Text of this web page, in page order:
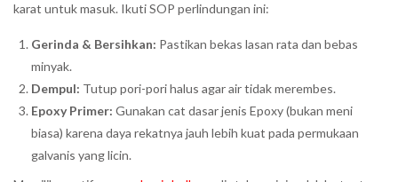
karat untuk masuk. Ikuti SOP perlindungan ini:
Gerinda & Bersihkan: Pastikan bekas lasan rata dan bebas
minyak.
Dempul: Tutup pori-pori halus agar air tidak merembes.
Epoxy Primer: Gunakan cat dasar jenis Epoxy (bukan meni
biasa) karena daya rekatnya jauh lebih kuat pada permukaan
galvanis yang licin.